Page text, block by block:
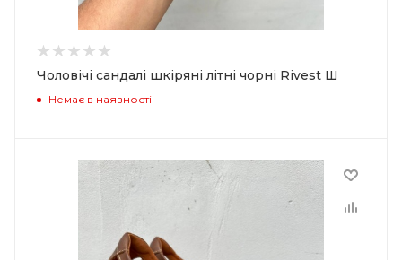
Чоловічі сандалі шкіряні літні чорні Rivest Ш
Немає в наявності